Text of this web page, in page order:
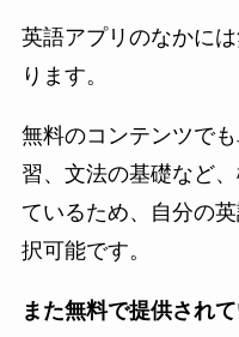
英語アプリのなかに
ります。
無料のコンテンツで
習、文法の基礎など
ているため、自分の
択可能です。
また無料で提供され